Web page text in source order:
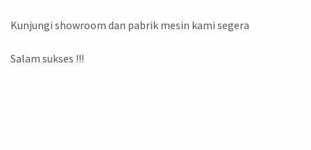
Kunjungi showroom dan pabrik mesin kami segera
Salam sukses !!!